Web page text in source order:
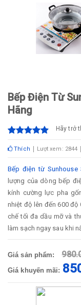
Bếp Điện Từ
Hãng
Hãy trở
Thích Lượt xem: 2844
Bếp điện từ Sunhouse
lượng của dòng bếp
kính cường lực pha
nhiệt độ lên đến 600
chế tối đa dầu mỡ và
làm sạch ngay sau khi
Giá sản phẩm:
Giá khuyến mãi: